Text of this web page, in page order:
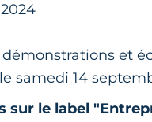
et
samedi 14
sur le label